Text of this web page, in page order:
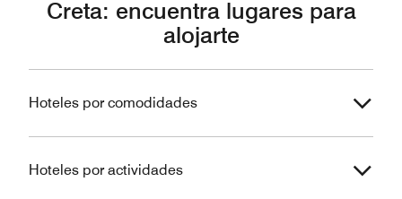
Creta: encuentra lugares para
alojarte
Hoteles por comodidades
Hoteles por actividades